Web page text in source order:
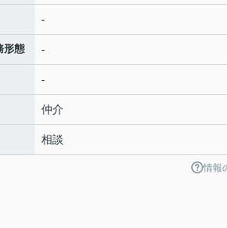
-
形態 -
-
仲介
相談
情報